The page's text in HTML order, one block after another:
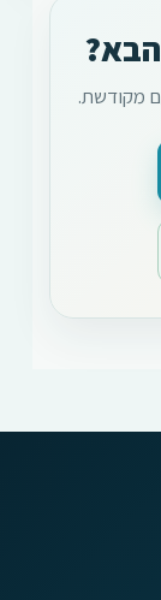
מקודשת.